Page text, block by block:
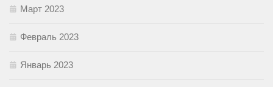
Март 2023
Февраль 2023
Январь 2023